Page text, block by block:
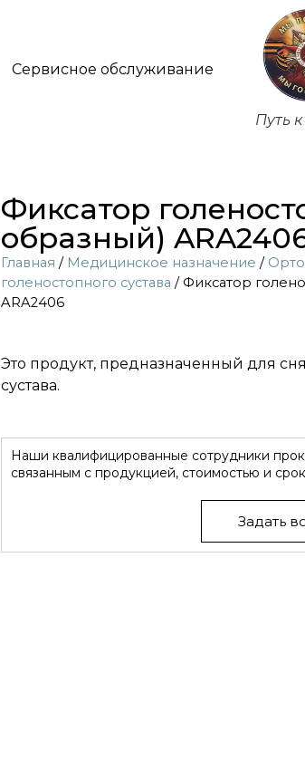
Сервисное обслуживание
Путь
Фиксатор
образный)
Главная / Медицинское назначение /
голеностопного сустава / Фиксатор
ARA2406
Это продукт, предназначенный для
сустава.
Наши квалифицированные сотрудники
связанным с продукцией, стоимостью и
Задать